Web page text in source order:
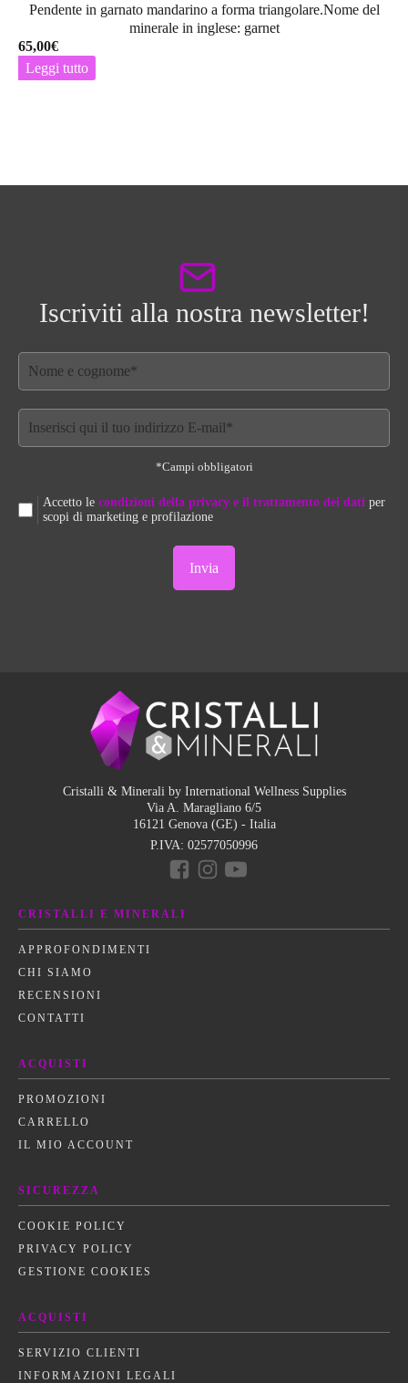
Pendente in garnato mandarino a forma triangolare.Nome del
minerale in inglese: garnet
65,00€
Leggi tutto
Iscriviti alla nostra newsletter!
*Campi obbligatori
Accetto le condizioni della privacy e il trattamento dei dati per
scopi di marketing e profilazione
Cristalli & Minerali by International Wellness Supplies
Via A. Maragliano 6/5
16121 Genova (GE) - Italia
P.IVA: 02577050996
CRISTALLI E MINERALI
APPROFONDIMENTI
CHI SIAMO
RECENSIONI
CONTATTI
ACQUISTI
PROMOZIONI
CARRELLO
IL MIO ACCOUNT
SICUREZZA
COOKIE POLICY
PRIVACY POLICY
GESTIONE COOKIES
ACQUISTI
SERVIZIO CLIENTI
INFORMAZIONI LEGALI